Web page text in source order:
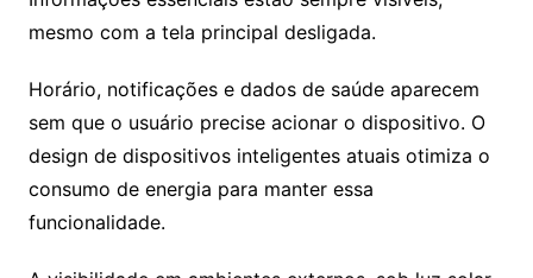
mesmo com a tela principal desligada.
Horário, notificações e dados de saúde aparecem
sem que o usuário precise acionar o dispositivo. O
design de dispositivos inteligentes atuais otimiza o
consumo de energia para manter essa
funcionalidade.